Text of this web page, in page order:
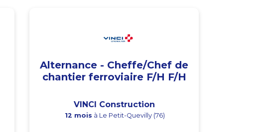
Alternance - Cheffe/Chef de
chantier ferroviaire F/H F/H
VINCI Construction
12 mois à Le Petit-Quevilly (76)